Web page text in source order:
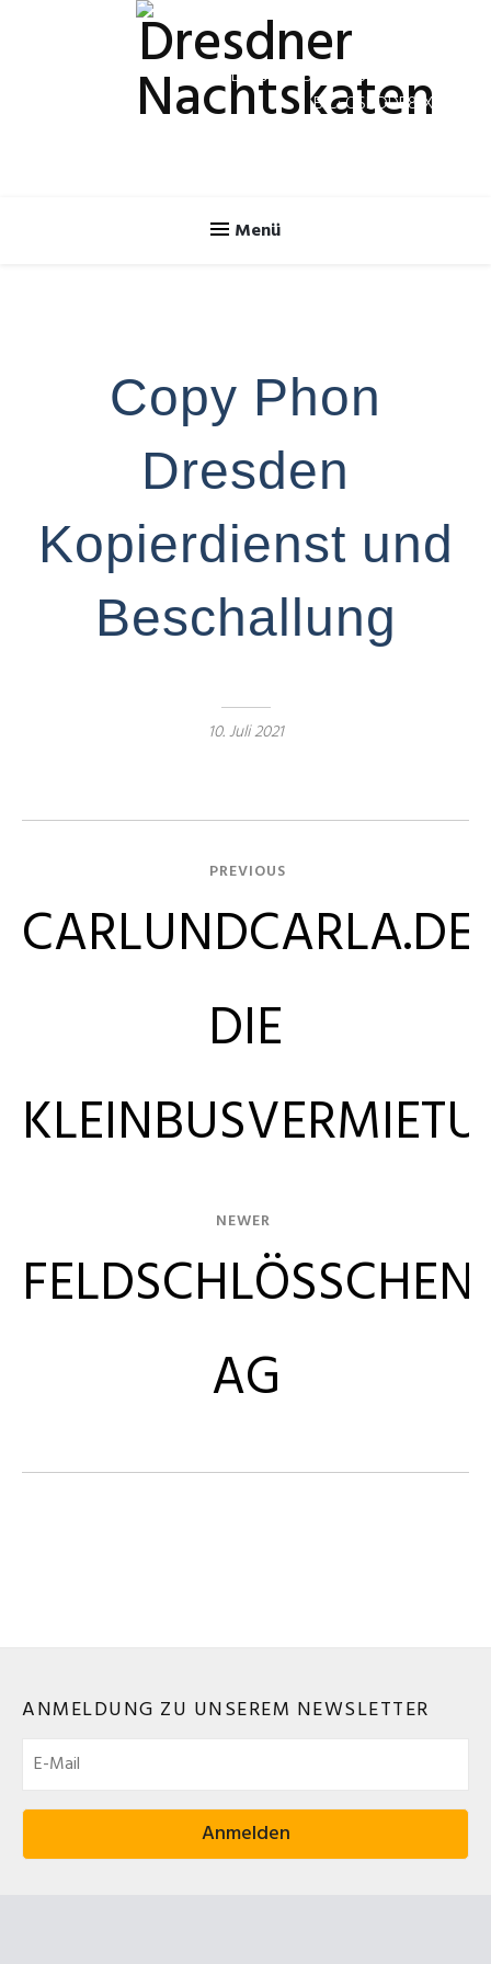
Copy Phon
Dresden
Kopierdienst und
Beschallung
10. Juli 2021
PREVIOUS
CARLUNDCARLA.DE
DIE
NEWER
FELDSCHLÖSSCHEN
AG
IBAN: DE70 8505 0300 3120 2624 46
BIC: OSDDDE81XXX
ANMELDUNG ZU UNSEREM NEWSLETTER